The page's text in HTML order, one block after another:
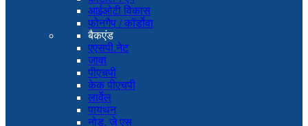
आईओटी विकास
फोनगैप / कॉर्डोवा
बैकएंड
एएसपी.नेट
जावा
पीएचपी
केक पीएचपी
लार्वेल
पायथन
नोड. जे एस